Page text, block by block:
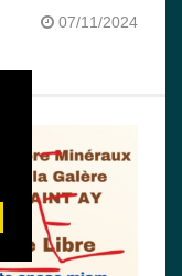
07/11/2024